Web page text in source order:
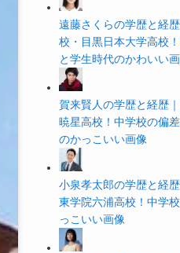
遠藤さくらの学歴と経
校・目黒日本大学高校
と学生時代のかわいい
賀来賢人の学歴と経歴
暁星高校！中学校の偏
のかっこいい画像
小泉孝太郎の学歴と経
東学院六浦高校！中学
っこいい画像